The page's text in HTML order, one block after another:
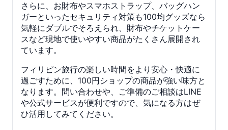
さらに、お財布やスマホストラップ、バッグハン
ガーといったセキュリティ対策も100均グッズなら
気軽にダブルでそろえられ、財布やチケットケー
スなど現地で使いやすい商品がたくさん展開され
ています。
フィリピン旅行の楽しい時間をより安心・快適に
過ごすために、100円ショップの商品が強い味方と
なります。問い合わせや、ご準備のご相談はLINE
や公式サービスが便利ですので、気になる方はぜ
ひ活用してみてください。